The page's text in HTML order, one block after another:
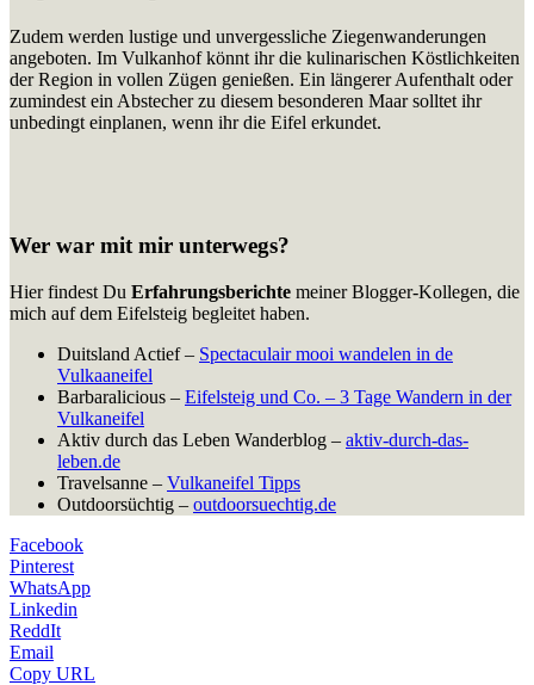
Zudem werden lustige und unvergessliche Ziegenwanderungen
angeboten. Im Vulkanhof könnt ihr die kulinarischen Köstlichkeiten
der Region in vollen Zügen genießen. Ein längerer Aufenthalt oder
zumindest ein Abstecher zu diesem besonderen Maar solltet ihr
unbedingt einplanen, wenn ihr die Eifel erkundet.
Wer war mit mir unterwegs?
Hier findest Du Erfahrungsberichte meiner Blogger-Kollegen, die
mich auf dem Eifelsteig begleitet haben.
Duitsland Actief – Spectaculair mooi wandelen in de
Vulkaaneifel
Barbaralicious – Eifelsteig und Co. – 3 Tage Wandern in der
Vulkaneifel
Aktiv durch das Leben Wanderblog – aktiv-durch-das-
leben.de
Travelsanne – Vulkaneifel Tipps
Outdoorsüchtig – outdoorsuechtig.de
Facebook
Pinterest
WhatsApp
Linkedin
ReddIt
Email
Copy URL